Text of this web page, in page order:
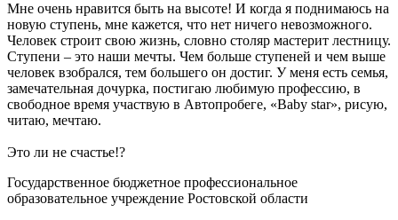
Мне очень нравится быть на высоте! И когда я поднимаюсь на
новую ступень, мне кажется, что нет ничего невозможного.
Человек строит свою жизнь, словно столяр мастерит лестницу.
Ступени – это наши мечты. Чем больше ступеней и чем выше
человек взобрался, тем большего он достиг. У меня есть семья,
замечательная дочурка, постигаю любимую профессию, в
свободное время участвую в Автопробеге, «Baby star», рисую,
читаю, мечтаю.
Это ли не счастье!?
Государственное бюджетное профессиональное
образовательное учреждение Ростовской области